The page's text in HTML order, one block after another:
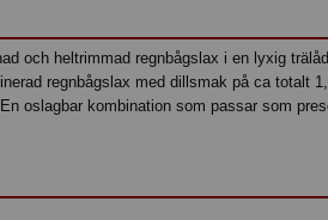
och heltrimmad regnbågslax i en lyxig
regnbågslax med dillsmak på ca totalt
oslagbar kombination som passar som